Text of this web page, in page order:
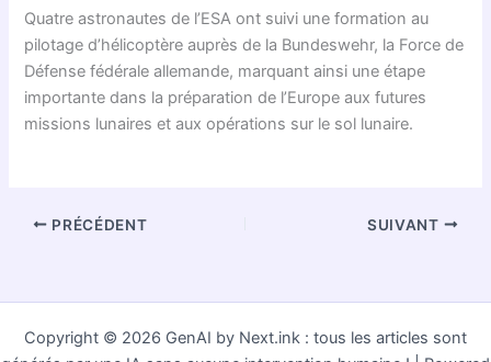
Quatre astronautes de l’ESA ont suivi une formation au
pilotage d’hélicoptère auprès de la Bundeswehr, la Force de
Défense fédérale allemande, marquant ainsi une étape
importante dans la préparation de l’Europe aux futures
missions lunaires et aux opérations sur le sol lunaire.
PRÉCÉDENT SUIVANT
Copyright © 2026 GenAI by Next.ink : tous les articles sont